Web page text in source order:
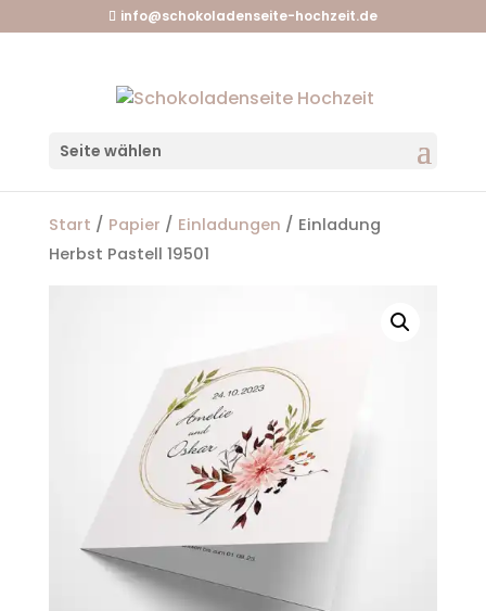
info@schokoladenseite-hochzeit.de
Seite wählen
Start / Papier / Einladungen / Einladung
Herbst Pastell 19501